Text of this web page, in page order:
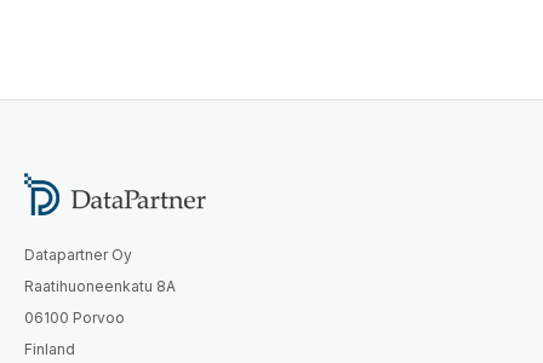
Datapartner Oy
Raatihuoneenkatu 8A
06100 Porvoo
Finland